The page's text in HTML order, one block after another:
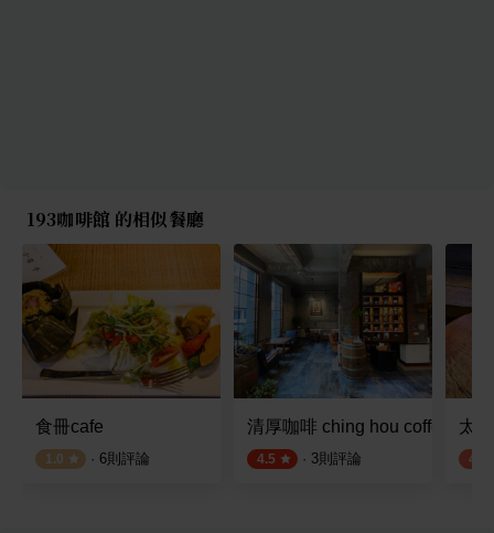
193咖啡館 的相似餐廳
食冊cafe
1.0 · 6則評論
清厚咖啡 ching hou coffee
4.5 · 3則評論
太
4.0